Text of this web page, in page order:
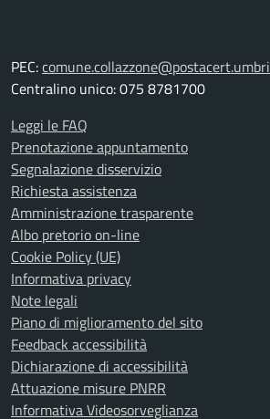
PEC:
Centralino unico: 075 8781700
Leggi le FAQ
Prenotazione appuntamento
Segnalazione disservizio
Richiesta assistenza
Amministrazione trasparente
Albo pretorio on-line
Cookie Policy (UE)
Informativa privacy
Note legali
Piano di miglioramento del sito
Feedback accessibilità
Dichiarazione di accessibilità
Attuazione misure PNRR
Informativa Videosorveglianza